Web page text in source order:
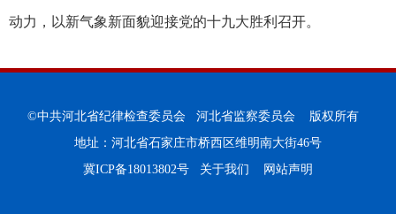
动力，以新气象新面貌迎接党的十九大胜利召开。
©中共河北省纪律检查委员会 河北省监察委员会 版权所有
地址：河北省石家庄市桥西区维明南大街46号
冀ICP备18013802号
关于我们 网站声明